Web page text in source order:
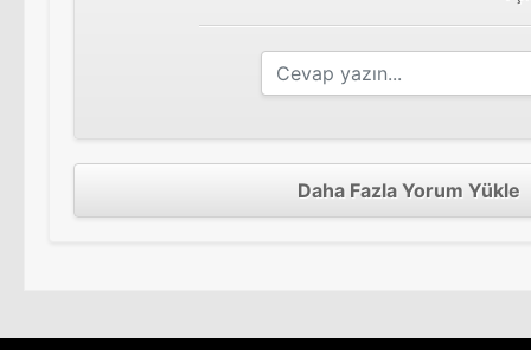
Daha Fazla Yorum Yükle